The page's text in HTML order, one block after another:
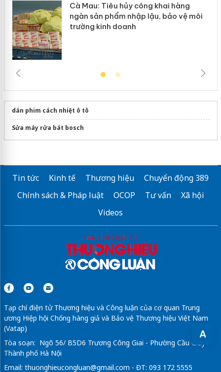
A
Cà Mau: Tiêu hủy công khai hàng
ngàn sản phẩm nhập lậu, bảo vệ môi
trường kinh doanh
dán phim cách nhiệt ô tô
Sửa máy rửa bát bosch
Tin tức Kinh tế Thương hiệu
Chuyển động 389
Chính sách & Pháp luật
OCOP Tư vấn
Xã hội
Videos
Tạp chí điện tử Thương hiệu và Công luận của cơ quan Trung
ương Hiệp hội Chống hàng giả và Bảo vệ Thương hiệu Việt Nam
(Vatap)
Tòa soạn: Ngõ 56/ B5D6 Trương Công Giai - Phường Cầu Giấy -
Thành phố Hà Nội
Email: thuonghieucongluan@gmail.com - ĐT: 093 172 5555